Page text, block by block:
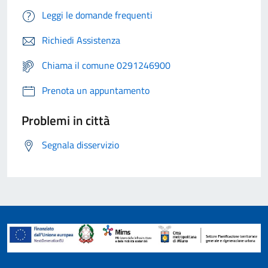
Leggi le domande frequenti
Richiedi Assistenza
Chiama il comune 0291246900
Prenota un appuntamento
Problemi in città
Segnala disservizio